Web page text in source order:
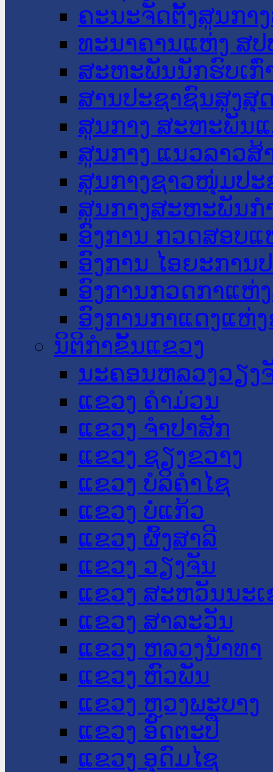
ຄະນະຈັດຕັ້ງສູນກາ
ທະນາຄານແຫ່ງ ສປ
ສະຫະພັນນັກຮົບເກົ່
ສານປະຊາຊົນສູງສຸ
ສູນກາງ ສະຫະພັນ
ສູນກາງ ແນວລາວສ້
ສູນກາງຊາວໜຸ່ມປະ
ສູນກາງສະຫະພັນກ
ອົງການ ກວດສອບແ
ອົງການ ໄອຍະການ
ອົງການກວດກາແຫ່
ອົງການກາແດງແຫ່
ນິຕິກໍາຂັ້ນແຂວງ
ນະ​ຄອນ​ຫລວງວຽງ
ແຂວງ ຄໍາມ່ວນ
ແຂວງ ຈໍາປາສັກ
ແຂວງ ຊຽງຂວາງ
ແຂວງ ບໍລິຄໍາໄຊ
ແຂວງ ບໍ່ແກ້ວ
ແຂວງ ຜົ້ງສາລີ
ແຂວງ ວຽງຈັນ
ແຂວງ ສະຫວັນນະ
ແຂວງ ສາລະວັນ
ແຂວງ ຫລວງນໍ້າທາ
ແຂວງ ຫົວພັນ
ແຂວງ ຫຼວງພະບາງ
ແຂວງ ອັດຕະປື
ແຂວງ ອຸດົມໄຊ